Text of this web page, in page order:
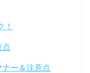
！
点
ー＆注意点